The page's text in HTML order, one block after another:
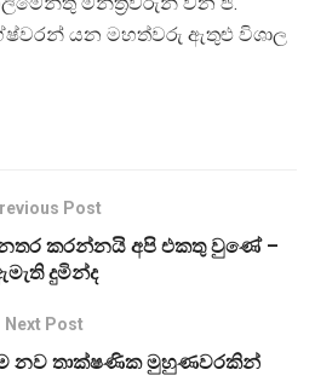
යන මහත්වරු ඇතුළු විශාල
Post
නතර කරන්නයි අපි එකතු වුණේ –
දුමින්ද
Next Post
නව තාක්ෂණික මුහුණවරකින්